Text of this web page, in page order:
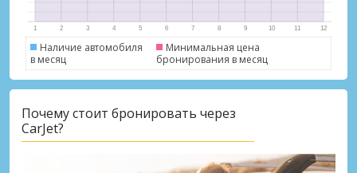
Наличие автомобиля
в месяц
Минимальная цена
бронирования в месяц
Почему стоит бронировать через
CarJet?